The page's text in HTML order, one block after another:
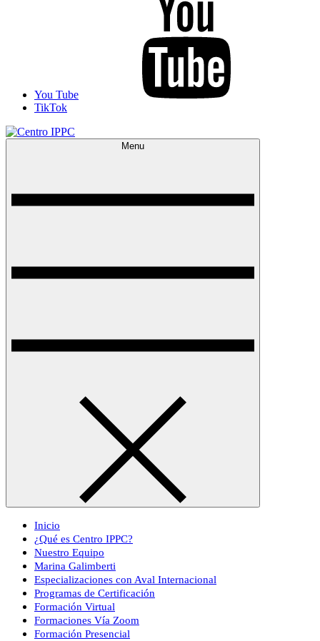
You Tube
TikTok
Menu
Inicio
¿Qué es Centro IPPC?
Nuestro Equipo
Marina Galimberti
Especializaciones con Aval Internacional
Programas de Certificación
Formación Virtual
Formaciones Vía Zoom
Formación Presencial